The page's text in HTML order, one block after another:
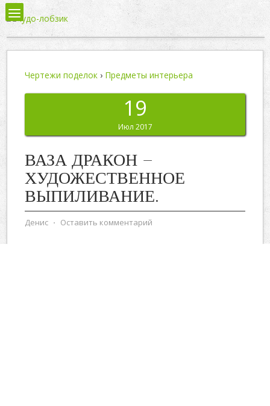
Чертежи поделок › Предметы интерьера
19
Июл 2017
ВАЗА ДРАКОН –
ХУДОЖЕСТВЕННОЕ
ВЫПИЛИВАНИЕ.
Денис ⋅ Оставить комментарий